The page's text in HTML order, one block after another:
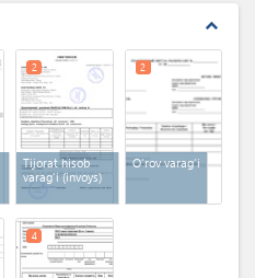
expand_less
Tijorat hisob
varag'i (invoys)
2
O‘rov varag‘i
2
4